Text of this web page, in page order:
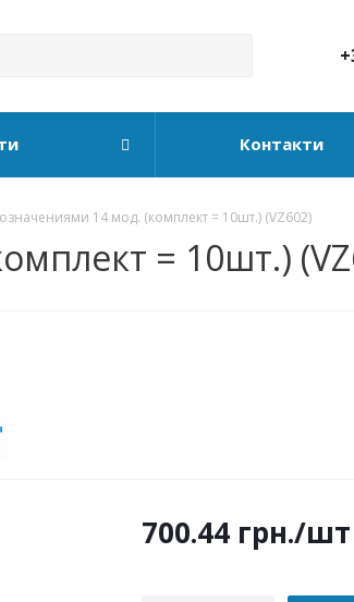
Контакти
14 мод. (комплект = 10шт.) (VZ602)
= 10шт.)
700.44 грн./шт